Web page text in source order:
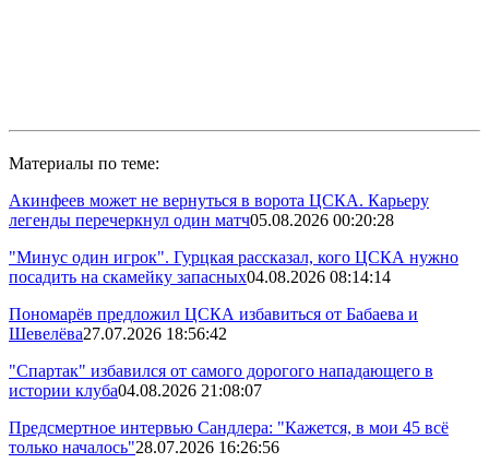
Материалы по теме:
Акинфеев может не вернуться в ворота ЦСКА. Карьеру
легенды перечеркнул один матч05.08.2026 00:20:28
"Минус один игрок". Гурцкая рассказал, кого ЦСКА нужно
посадить на скамейку запасных04.08.2026 08:14:14
Пономарёв предложил ЦСКА избавиться от Бабаева и
Шевелёва27.07.2026 18:56:42
"Спартак" избавился от самого дорогого нападающего в
истории клуба04.08.2026 21:08:07
Предсмертное интервью Сандлера: "Кажется, в мои 45 всё
только началось"28.07.2026 16:26:56